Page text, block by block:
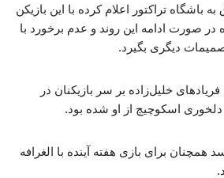
باشگاه تراکتور اعلام کرده با این بازیکن
در صورت ادامه این روند و عدم برخورد با
دیگری بگیرد.
خلیل‌زاده بر سر بازیکنان در
دلخوری اسکوچیچ از او شده بود.
همچنان برای بازی هفته آینده با الغرافه